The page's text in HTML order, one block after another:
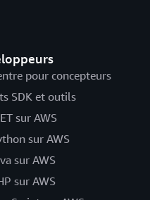
pour concepteurs
SDK et outils
sur AWS
sur AWS
sur AWS
sur AWS